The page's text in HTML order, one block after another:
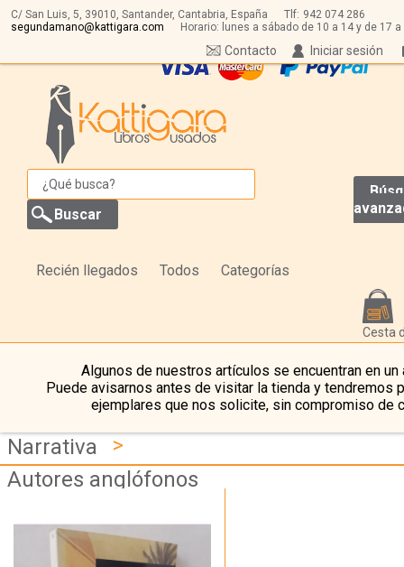
C/ San Luis, 5, 39010, Santander, Cantabria, España Tlf: 942 074 286
segundamano@kattigara.com
Horario: lunes a sábado de 10 a 14 y de 17 a
Iniciar sesión
Contacto
Recién llegados Todos Categorías
Cesta
Algunos de nuestros artículos se encuentran en un
Puede avisarnos antes de visitar la tienda y tendremos
ejemplares que nos solicite, sin compromiso de
Narrativa
>
Autores anglófonos